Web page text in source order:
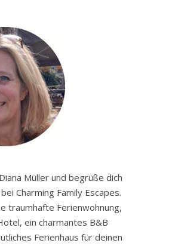
Müller und begrüße dich
Charming Family Escapes.
traumhafte Ferienwohnung,
ein charmantes B&B
Ferienhaus für deinen